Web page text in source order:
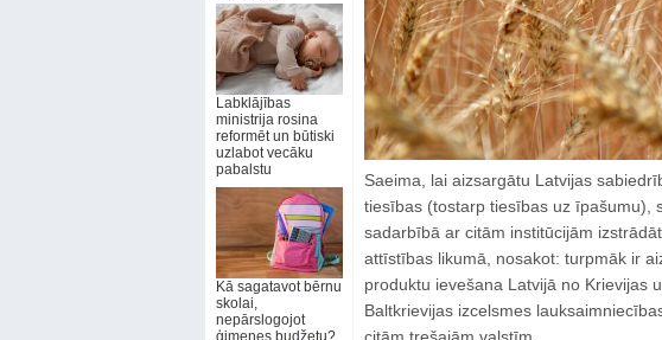
Labklājības
ministrija rosina
reformēt un būtiski
uzlabot vecāku
pabalstu
Kā sagatavot bērnu
skolai,
nepārslogojot
ģimenes budžetu?
Saeima, lai aizsargātu Latvijas
tiesības (tostarp tiesības uz īpašumu),
sadarbībā ar citām institūcijām
attīstības likumā, nosakot: turpmāk ir
produktu ievešana Latvijā no Krievijas
Baltkrievijas izcelsmes